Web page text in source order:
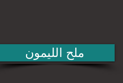
ملح الليمون